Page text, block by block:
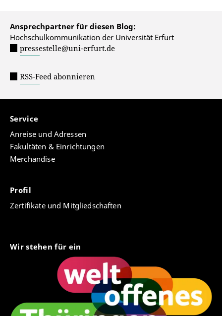
Ansprechpartner für diesen Blog:
Hochschulkommunikation der Universität Erfurt
pressestelle@uni-erfurt.de
RSS-Feed abonnieren
Service
Anreise und Adressen
Fakultäten & Einrichtungen
Merchandise
Profil
Zertifikate und Mitgliedschaften
Wir stehen für ein